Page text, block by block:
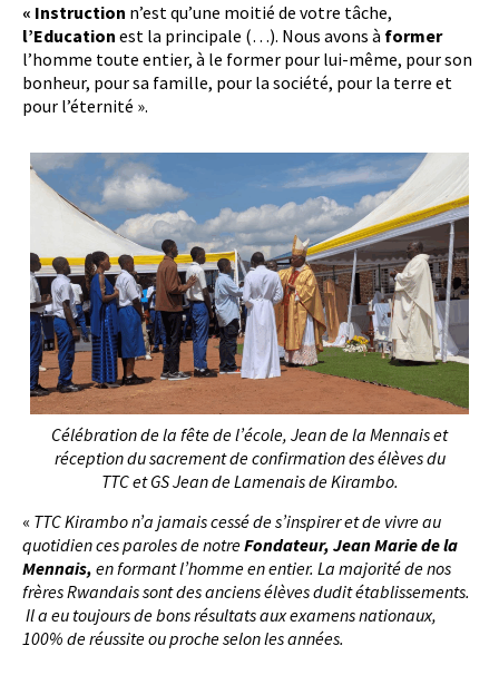
« Instruction n’est qu’une moitié de votre tâche,
l’Education est la principale (…). Nous avons à former
l’homme toute entier, à le former pour lui-même, pour son
bonheur, pour sa famille, pour la société, pour la terre et
pour l’éternité ».
Célébration de la fête de l’école, Jean de la Mennais et
réception du sacrement de confirmation des élèves du
TTC et GS Jean de Lamenais de Kirambo.
« TTC Kirambo n’a jamais cessé de s’inspirer et de vivre au
quotidien ces paroles de notreFondateur, Jean Marie de la
Mennais, en formant l’homme en entier. La majorité de nos
frères Rwandais sont des anciens élèves dudit établissements.
Il a eu toujours de bons résultats aux examens nationaux,
100% de réussite ou proche selon les années.